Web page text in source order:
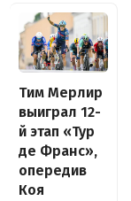
Тим Мерлир
выиграл 12-
й этап «Тур
де Франс»,
опередив
Коя